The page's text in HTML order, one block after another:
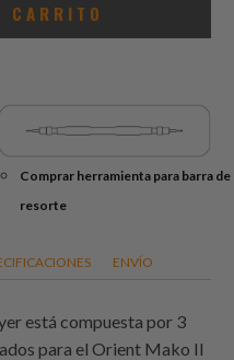
CARRITO
Comprar herramienta para barra de
resorte
ENVÍO
está compuesta por 3
para el Orient Mako II